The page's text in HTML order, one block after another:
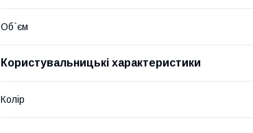
Об`єм
Користувальницькі характеристики
Колір